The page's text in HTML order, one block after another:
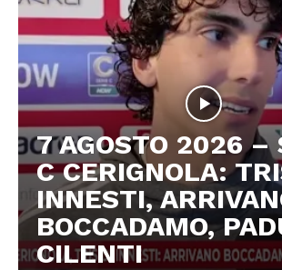
7 AGOSTO 2026 –
C CERIGNOLA:
INNESTI,
BOCCADAMO,
CILENTI